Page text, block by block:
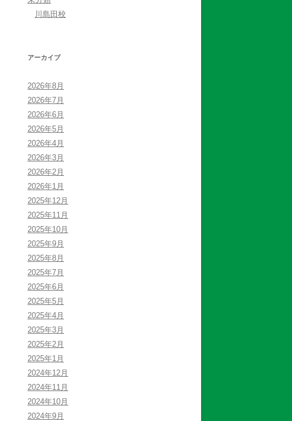
川島田校
アーカイブ
2026年8月
2026年7月
2026年6月
2026年5月
2026年4月
2026年3月
2026年2月
2026年1月
2025年12月
2025年11月
2025年10月
2025年9月
2025年8月
2025年7月
2025年6月
2025年5月
2025年4月
2025年3月
2025年2月
2025年1月
2024年12月
2024年11月
2024年10月
2024年9月